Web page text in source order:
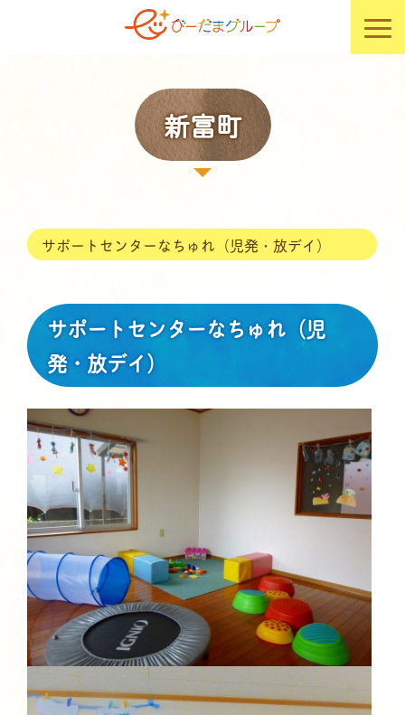
新富町
サポートセンターなちゅれ（児発・放デイ）
サポートセンターなちゅれ（児
発・放デイ）